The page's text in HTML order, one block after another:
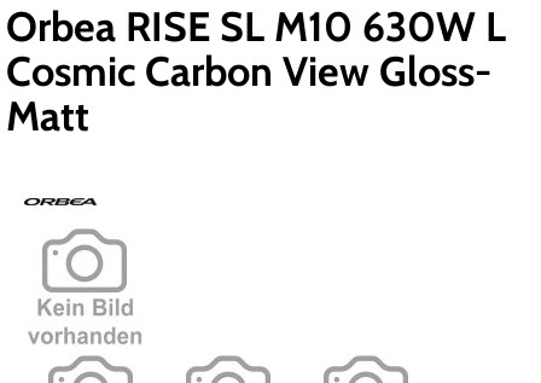
Orbea RISE SL M10 630W L
Cosmic Carbon View Gloss-
Matt